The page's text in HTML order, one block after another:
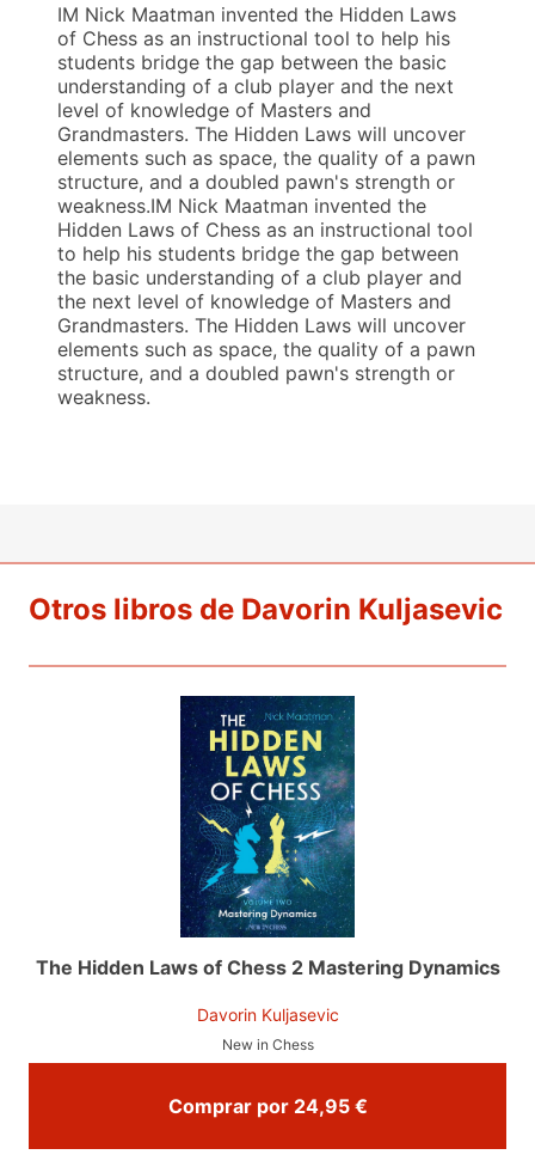
IM Nick Maatman invented the Hidden Laws
of Chess as an instructional tool to help his
students bridge the gap between the basic
understanding of a club player and the next
level of knowledge of Masters and
Grandmasters. The Hidden Laws will uncover
elements such as space, the quality of a pawn
structure, and a doubled pawn's strength or
weakness.IM Nick Maatman invented the
Hidden Laws of Chess as an instructional tool
to help his students bridge the gap between
the basic understanding of a club player and
the next level of knowledge of Masters and
Grandmasters. The Hidden Laws will uncover
elements such as space, the quality of a pawn
structure, and a doubled pawn's strength or
weakness.
Otros libros de Davorin Kuljasevic
The Hidden Laws of Chess 2 Mastering Dynamics
Davorin Kuljasevic
New in Chess
Comprar por 24,95 €